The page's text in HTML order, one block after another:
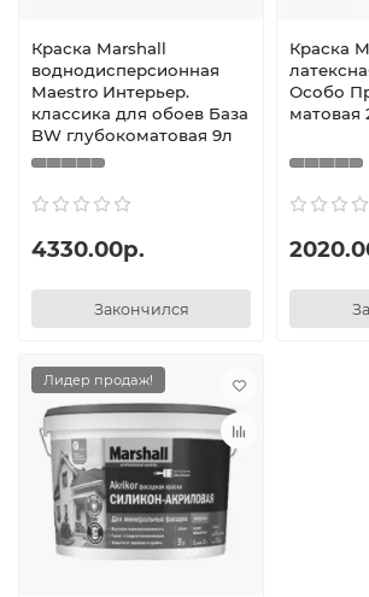
Краска Marshall
воднодисперсионная
Maestro Интерьер.
классика для обоев База
BW глубокоматовая 9л
4330.00р.
Закончился
Краска
Особо
матовая
Лидер продаж!